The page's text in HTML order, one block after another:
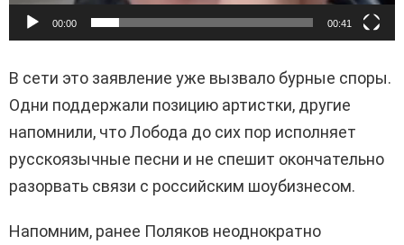
00:00 00:41
В сети это заявление уже вызвало бурные споры.
Одни поддержали позицию артистки, другие
напомнили, что Лобода до сих пор исполняет
русскоязычные песни и не спешит окончательно
разорвать связи с российским шоубизнесом.
Напомним, ранее Поляков неоднократно